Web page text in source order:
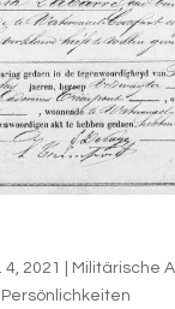
4, 2021 Militärische